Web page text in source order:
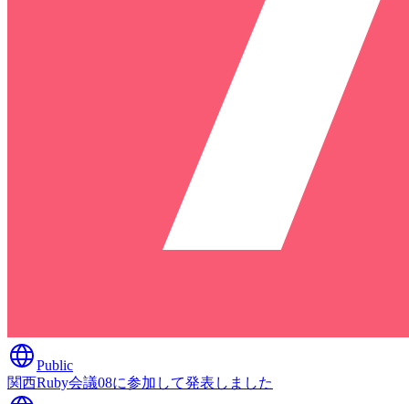
Public
関西Ruby会議08に参加して発表しました